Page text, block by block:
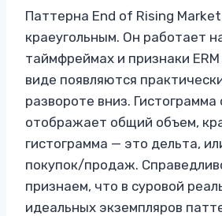
Паттерна End of Rising Market
краеугольным. Он работает
таймфреймах и признаки
виде появляются
развороте вниз. Гистограмма
отображает общий объем,
гистограмма — это дельта,
покупок/продаж.
признаем, что в суровой
идеальных экземпляров